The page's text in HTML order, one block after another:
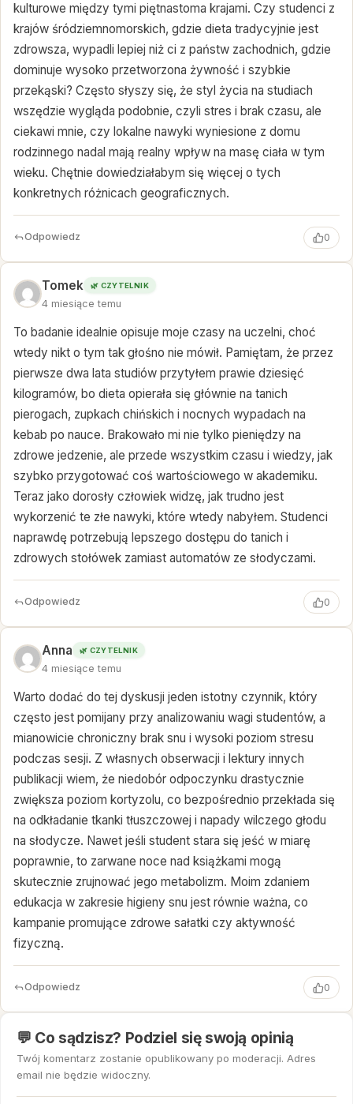
kulturowe między tymi piętnastoma krajami. Czy studenci z
krajów śródziemnomorskich, gdzie dieta tradycyjnie jest
zdrowsza, wypadli lepiej niż ci z państw zachodnich, gdzie
dominuje wysoko przetworzona żywność i szybkie
przekąski? Często słyszy się, że styl życia na studiach
wszędzie wygląda podobnie, czyli stres i brak czasu, ale
ciekawi mnie, czy lokalne nawyki wyniesione z domu
rodzinnego nadal mają realny wpływ na masę ciała w tym
wieku. Chętnie dowiedziałabym się więcej o tych
konkretnych różnicach geograficznych.
Odpowiedz 0
Tomek 🌿 CZYTELNIK
4 miesiące temu
To badanie idealnie opisuje moje czasy na uczelni, choć
wtedy nikt o tym tak głośno nie mówił. Pamiętam, że przez
pierwsze dwa lata studiów przytyłem prawie dziesięć
kilogramów, bo dieta opierała się głównie na tanich
pierogach, zupkach chińskich i nocnych wypadach na
kebab po nauce. Brakowało mi nie tylko pieniędzy na
zdrowe jedzenie, ale przede wszystkim czasu i wiedzy, jak
szybko przygotować coś wartościowego w akademiku.
Teraz jako dorosły człowiek widzę, jak trudno jest
wykorzenić te złe nawyki, które wtedy nabyłem. Studenci
naprawdę potrzebują lepszego dostępu do tanich i
zdrowych stołówek zamiast automatów ze słodyczami.
Odpowiedz 0
Anna 🌿 CZYTELNIK
4 miesiące temu
Warto dodać do tej dyskusji jeden istotny czynnik, który
często jest pomijany przy analizowaniu wagi studentów, a
mianowicie chroniczny brak snu i wysoki poziom stresu
podczas sesji. Z własnych obserwacji i lektury innych
publikacji wiem, że niedobór odpoczynku drastycznie
zwiększa poziom kortyzolu, co bezpośrednio przekłada się
na odkładanie tkanki tłuszczowej i napady wilczego głodu
na słodycze. Nawet jeśli student stara się jeść w miarę
poprawnie, to zarwane noce nad książkami mogą
skutecznie zrujnować jego metabolizm. Moim zdaniem
edukacja w zakresie higieny snu jest równie ważna, co
kampanie promujące zdrowe sałatki czy aktywność
fizyczną.
Odpowiedz 0
💬 Co sądzisz? Podziel się swoją opinią
Twój komentarz zostanie opublikowany po moderacji. Adres
email nie będzie widoczny.